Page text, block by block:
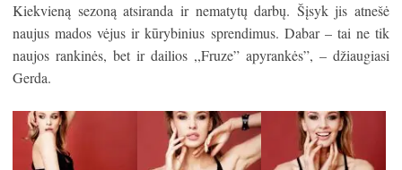
Kiekvieną sezoną atsiranda ir nematytų darbų. Šįsyk jis atnešė
naujus mados vėjus ir kūrybinius sprendimus. Dabar – tai ne tik
naujos rankinės, bet ir dailios ,,Fruze” apyrankės”, – džiaugiasi
Gerda.